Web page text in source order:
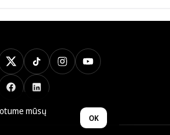
X Instagram
Facebook
TikTok YouTube
LinkedIn
mūsų
OK